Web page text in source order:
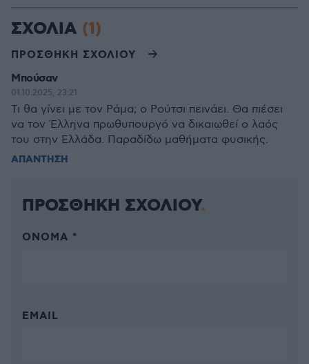
ΣΧΟΛΙΑ (1)
ΠΡΟΣΘΗΚΗ ΣΧΟΛΙΟΥ
Μπούσαν
01.10.2025, 23:21
Τι θα γίνει με τον Ράμα; ο Ρούτσι πεινάει. Θα πιέσει
να τον Έλληνα πρωθυπουργό να δικαιωθεί ο λαός
του στην Ελλάδα. Παραδίδω μαθήματα φυσικής.
ΑΠΑΝΤΗΣΗ
ΠΡΟΣΘΗΚΗ ΣΧΟΛΙΟΥ
ΌΝΟΜΑ *
EMAIL